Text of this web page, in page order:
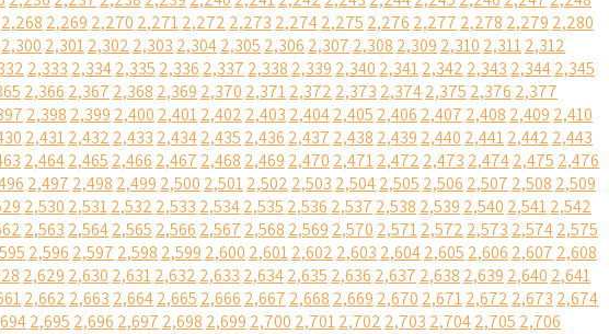
2,268 2,269 2,270 2,2712,272 2,273 2,2742,275 2,276 2,277 2,278 2,279 2,280
2,300 2,3012,302 2,303 2,3042,305 2,306 2,307 2,308 2,309 2,310 2,3112,312
2,333 2,3342,335 2,336 2,337 2,338 2,339 2,340 2,3412,342 2,343 2,3442,345
2,366 2,367 2,368 2,369 2,370 2,3712,372 2,373 2,3742,375 2,376 2,377
2,398 2,399 2,400 2,4012,402 2,403 2,4042,405 2,406 2,407 2,408 2,409 2,410
2,4312,432 2,433 2,4342,435 2,436 2,437 2,438 2,439 2,440 2,4412,442 2,443
2,4642,465 2,466 2,467 2,468 2,469 2,470 2,4712,472 2,473 2,4742,475 2,476
2,497 2,498 2,499 2,500 2,5012,502 2,503 2,5042,505 2,506 2,507 2,508 2,509
2,530 2,5312,532 2,533 2,5342,535 2,536 2,537 2,538 2,539 2,540 2,5412,542
2,563 2,5642,565 2,566 2,567 2,568 2,569 2,570 2,5712,572 2,573 2,5742,575
2,596 2,597 2,598 2,599 2,600 2,6012,602 2,603 2,6042,605 2,606 2,607 2,608
2,629 2,630 2,6312,632 2,633 2,6342,635 2,636 2,637 2,638 2,639 2,640 2,641
2,662 2,663 2,6642,665 2,666 2,667 2,668 2,669 2,670 2,6712,672 2,673 2,674
2,695 2,696 2,697 2,698 2,699 2,700 2,7012,702 2,703 2,7042,705 2,706